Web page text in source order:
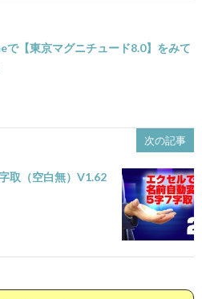
で【東京マグニチュード8.0】をみて
次の記事
取（空白無）V1.62